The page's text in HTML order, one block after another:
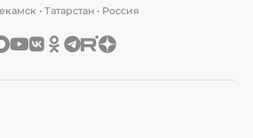
• Татарстан • Россия